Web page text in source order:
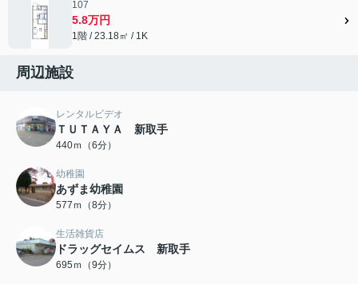
107
5.8万円
1階 / 23.18㎡ / 1K
周辺施設
レンタルビデオ
ＴＵＴＡＹＡ 新取手
440ｍ（6分）
幼稚園
あずま幼稚園
577ｍ（8分）
生活雑貨店
ドラッグセイムス 新取手
695ｍ（9分）